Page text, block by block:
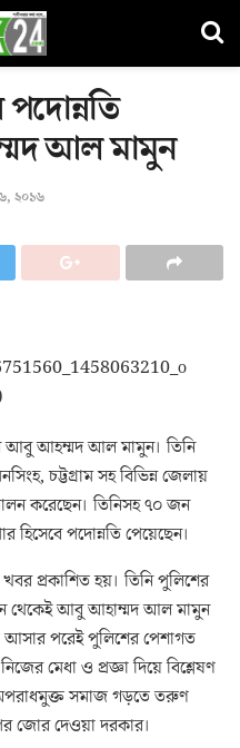
আল মামুন
২০১৬
আবু আহম্মদ আল মামুন। তিনি
চট্টগ্রাম সহ বিভিন্ন জেলায়
করেছেন। তিনিসহ ৭০ জন
পদোন্নতি পেয়েছেন।
প্রকাশিত হয়। তিনি পুলিশের
থেকেই আবু আহাম্মদ আল মামুন
আসার পরেই পুলিশের পেশাগত
মেধা ও প্রজ্ঞা দিয়ে বিশ্লেষণ
সমাজ গড়তে তরুণ
জোর দেওয়া দরকার।